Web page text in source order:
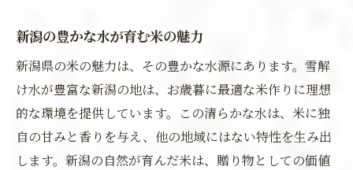
新潟の豊かな水が育む米の魅力
新潟県の米の魅力は、その豊かな水源にあります。雪解
け水が豊富な新潟の地は、お歳暮に最適な米作りに理想
的な環境を提供しています。この清らかな水は、米に独
自の甘みと香りを与え、他の地域にはない特性を生み出
します。新潟の自然が育んだ米は、贈り物としての価値